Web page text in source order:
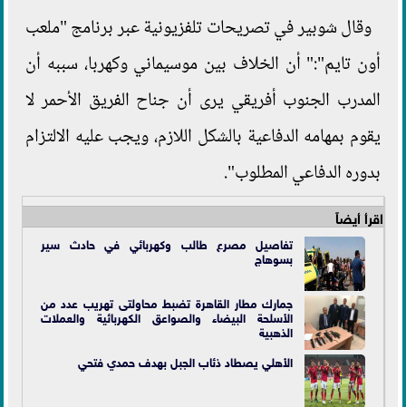
وقال شوبير في تصريحات تلفزيونية عبر برنامج "ملعب
أون تايم":" أن الخلاف بين موسيماني وكهربا، سببه أن
المدرب الجنوب أفريقي يرى أن جناح الفريق الأحمر لا
يقوم بمهامه الدفاعية بالشكل اللازم، ويجب عليه الالتزام
بدوره الدفاعي المطلوب".
اقرأ أيضاً
تفاصيل مصرع طالب وكهربائي في حادث سير
بسوهاج
جمارك مطار القاهرة تضبط محاولتى تهريب عدد من
الأسلحة البيضاء والصواعق الكهربائية والعملات
الذهبية
الأهلي يصطاد ذئاب الجبل بهدف حمدي فتحي